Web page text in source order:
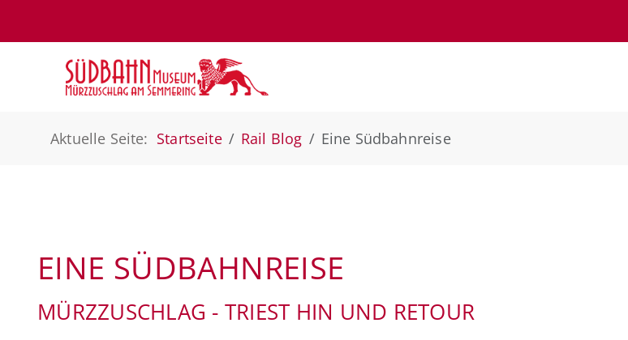
Aktuelle Seite: Startseite Rail Blog Eine Südbahnreise
EINE SÜDBAHNREISE
MÜRZZUSCHLAG - TRIEST HIN UND RETOUR